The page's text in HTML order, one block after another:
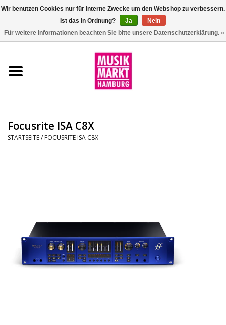
Aktion
Drums
Recording
Focusrite ISA C8X
STARTSEITE/ FOCUSRITE ISA C8X
Wir benutzen Cookies nur für interne Zwecke um den Webshop zu verbessern.
Ist das in Ordnung?
Ja
Nein
Für weitere Informationen beachten Sie bitte unsere Datenschutzerklärung. »